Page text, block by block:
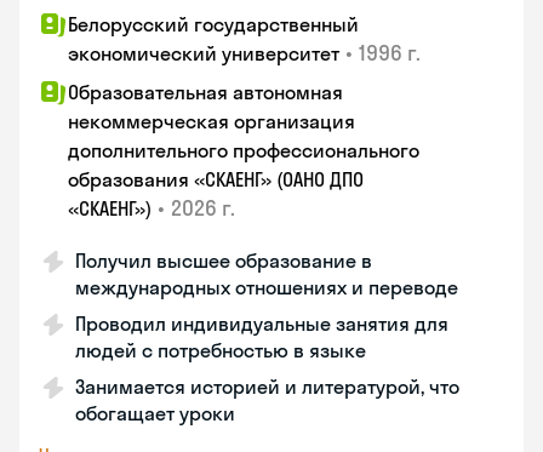
Белорусский государственный
экономический университет • 1996 г.
Образовательная автономная
некоммерческая организация
дополнительного профессионального
образования «СКАЕНГ» (ОАНО ДПО
«СКАЕНГ») • 2026 г.
Получил высшее образование в
международных отношениях и переводе
Проводил индивидуальные занятия для
людей с потребностью в языке
Занимается историей и литературой, что
обогащает уроки